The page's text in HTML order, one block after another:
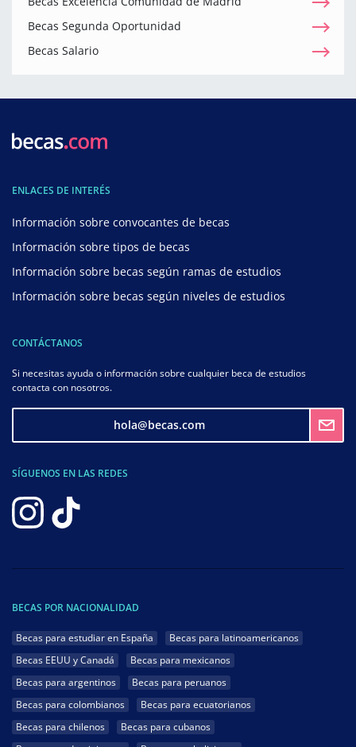
Becas Segunda Oportunidad
Becas Salario
ENLACES DE INTERÉS
Información sobre convocantes de becas
Información sobre tipos de becas
Información sobre becas según ramas de estudios
Información sobre becas según niveles de estudios
CONTÁCTANOS
Si necesitas ayuda o información sobre cualquier beca de estudios
contacta con nosotros.
hola@becas.com
SÍGUENOS EN LAS REDES
BECAS POR NACIONALIDAD
Becas para estudiar en España
Becas para latinoamericanos
Becas EEUU y Canadá
Becas para mexicanos
Becas para argentinos
Becas para peruanos
Becas para colombianos
Becas para ecuatorianos
Becas para chilenos
Becas para cubanos